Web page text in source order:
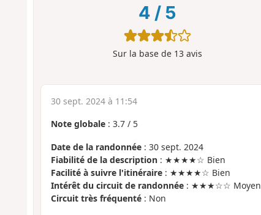
4 / 5
Sur la base de 13avis
30 sept. 2024 à 11:54
Note globale: 3.7/ 5
Date de la randonnée: 30 sept. 2024
Fiabilité de la description: ★★★★☆ Bien
Facilité à suivre l'itinéraire: ★★★★☆ Bien
Intérêt du circuit de randonnée: ★★★☆☆ Moyen
Circuit très fréquenté: Non